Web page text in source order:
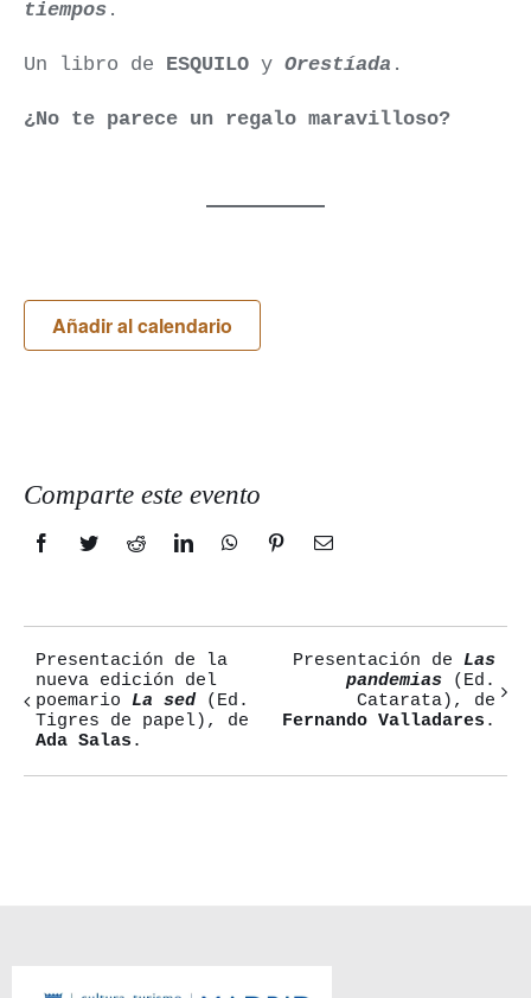
tiempos .
Un libro de ESQUILO y Orestíada .
¿No te parece un regalo maravilloso?
Añadir al calendario
Comparte este evento
FacebookTwitterRedditLinkedInWhatsAppPinterestCorreo
Navegación
del
Evento
Presentación de la
nueva edición del
poemario La sed (Ed.
Tigres de papel), de
Ada Salas .
Presentación de Las
pandemias
(Ed.
Catarata), de
Fernando Valladares .